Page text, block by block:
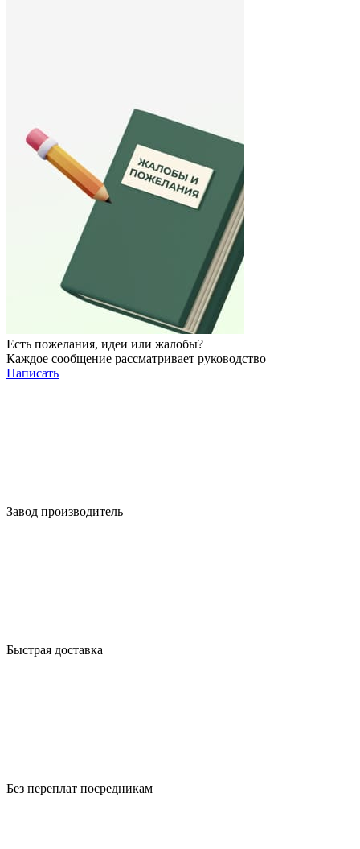
Есть пожелания, идеи или жалобы?
Каждое сообщение рассматривает руководство
Написать
Завод производитель
Быстрая доставка
Без переплат посредникам